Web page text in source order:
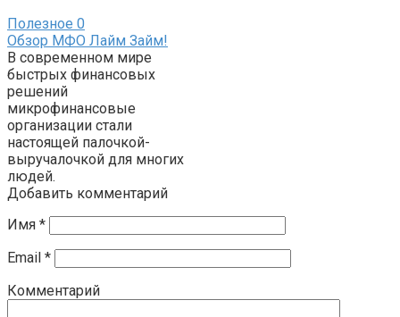
Полезное 0
Обзор МФО Лайм Займ!
В современном мире
быстрых финансовых
решений
микрофинансовые
организации стали
настоящей палочкой-
выручалочкой для многих
людей.
Добавить комментарий
Имя *
Email *
Комментарий